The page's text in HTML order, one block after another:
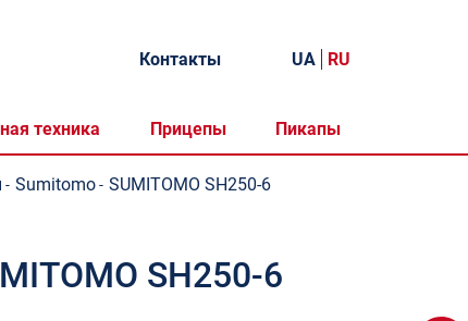
техника Прицепы Пикапы
Контакты UA RU
- Sumitomo- SUMITOMO SH250-6
SH250-6